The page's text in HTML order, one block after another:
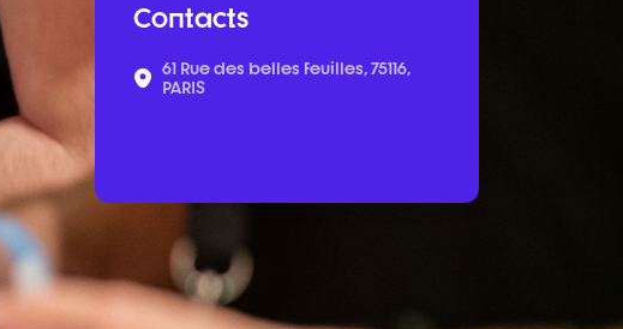
Contacts
61 Rue des belles feuilles, 75116,
PARIS